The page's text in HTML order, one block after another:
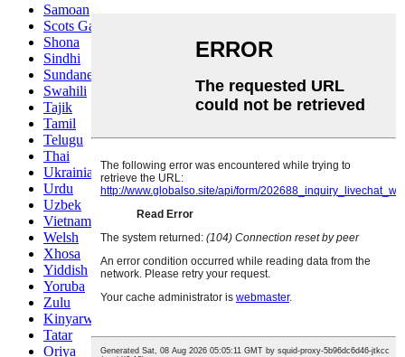
Samoan
Scots Gaelic
Shona
Sindhi
Sundanese
Swahili
Tajik
Tamil
Telugu
Thai
Ukrainian
Urdu
Uzbek
Vietnamese
Welsh
Xhosa
Yiddish
Yoruba
Zulu
Kinyarwanda
Tatar
Oriya